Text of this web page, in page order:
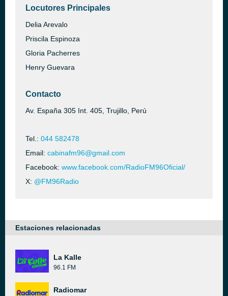
Locutores Principales
Delia Arevalo
Priscila Espinoza
Gloria Pacherres
Henry Guevara
Contacto
Av. España 305 Int. 405, Trujillo, Perú
Tel.: 044 582478
Email: cabinafm96@gmail.com
Facebook: www.facebook.com/RadioFM96Oficial/
X: @FM96Radio
Estaciones relacionadas
La Kalle
96.1 FM
Radiomar